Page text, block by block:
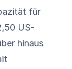
für
US-
hinaus